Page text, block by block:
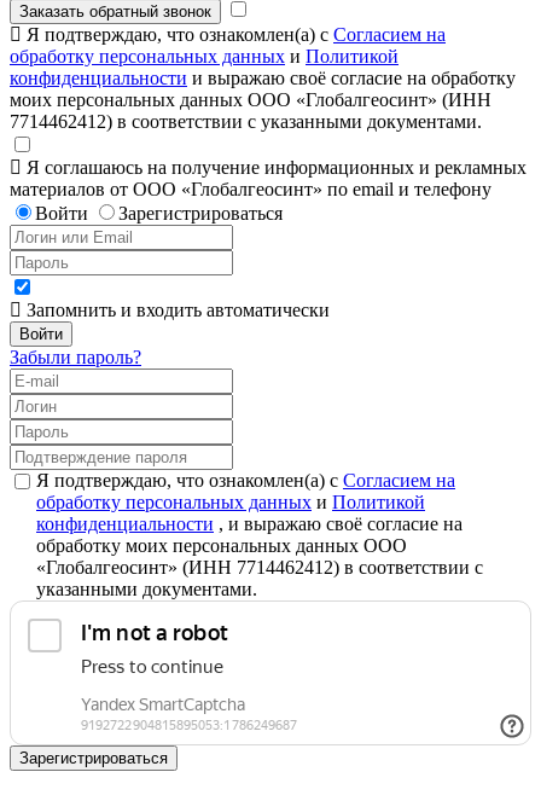
Заказать обратный звонок
Я подтверждаю, что ознакомлен(а) с Согласием на
обработку персональных данных и Политикой
конфиденциальности и выражаю своё согласие на обработку
моих персональных данных ООО «Глобалгеосинт» (ИНН
7714462412) в соответствии с указанными документами.
Я соглашаюсь на получение информационных и рекламных
материалов от ООО «Глобалгеосинт» по email и телефону
Войти
Зарегистрироваться
Запомнить и входить автоматически
Забыли пароль?
Я подтверждаю, что ознакомлен(а) с Согласием на
обработку персональных данных и Политикой
конфиденциальности , и выражаю своё согласие на
обработку моих персональных данных ООО
«Глобалгеосинт» (ИНН 7714462412) в соответствии с
указанными документами.